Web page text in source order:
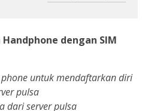
dengan SIM
untuk mendaftarkan diri
pulsa
dari server pulsa